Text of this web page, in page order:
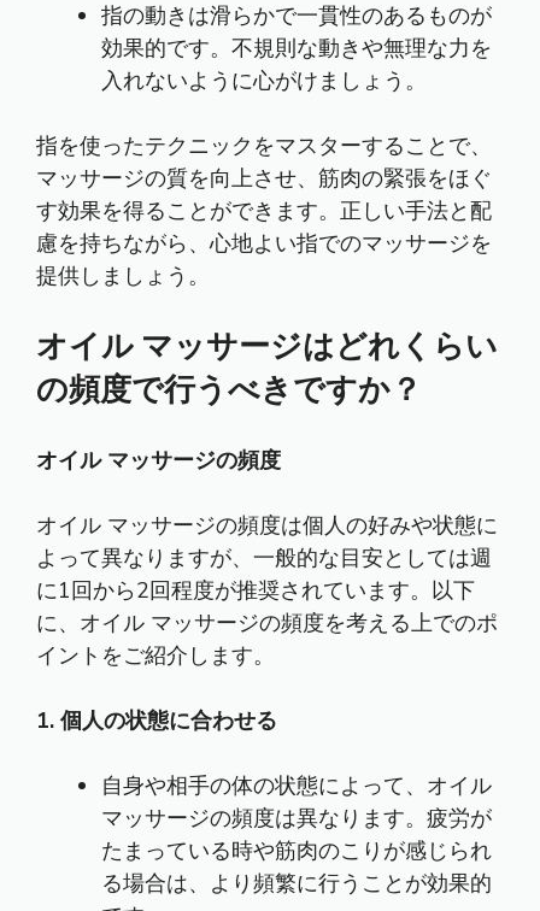
指の動きは滑らかで一貫性のあるものが
効果的です。不規則な動きや無理な力を
入れないように心がけましょう。
指を使ったテクニックをマスターすることで、
マッサージの質を向上させ、筋肉の緊張をほぐ
す効果を得ることができます。正しい手法と配
慮を持ちながら、心地よい指でのマッサージを
提供しましょう。
オイル マッサージはどれくらい
の頻度で行うべきですか？
オイル マッサージの頻度
オイル マッサージの頻度は個人の好みや状態に
よって異なりますが、一般的な目安としては週
に1回から2回程度が推奨されています。以下
に、オイル マッサージの頻度を考える上でのポ
イントをご紹介します。
1. 個人の状態に合わせる
自身や相手の体の状態によって、オイル
マッサージの頻度は異なります。疲労が
たまっている時や筋肉のこりが感じられ
る場合は、より頻繁に行うことが効果的